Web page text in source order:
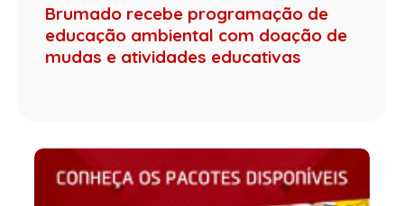
Brumado recebe programação de
educação ambiental com doação de
mudas e atividades educativas